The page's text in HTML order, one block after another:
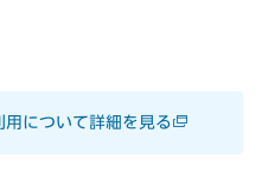
用について詳細を見る